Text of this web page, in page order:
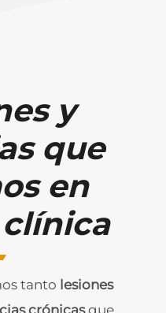
y
que
en
tanto lesiones
crónicasque